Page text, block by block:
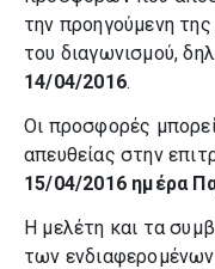
την προηγούμενη της
του διαγωνισμού,
14/04/2016.
Οι προσφορές
απευθείας στην
15/04/2016 ημέρα
Η μελέτη και τα
των